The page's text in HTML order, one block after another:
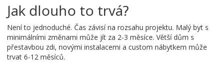
Jak dlouho to trvá?
Není to jednoduché. Čas závisí na rozsahu projektu. Malý byt s
minimálními změnami může jít za 2-3 měsíce. Větší dům s
přestavbou zdi, novými instalacemi a custom nábytkem může
trvat 6-12 měsíců.